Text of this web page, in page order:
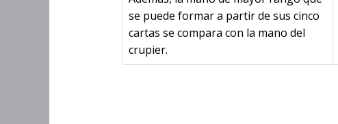
se puede formar a partir de sus cinco
cartas se compara con la mano del
crupier.